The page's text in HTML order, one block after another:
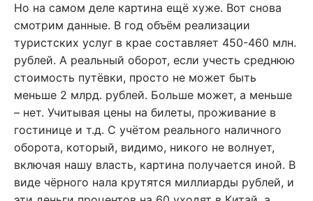
Но на самом деле картина ещё хуже. Вот снова
смотрим данные. В год объём реализации
туристских услуг в крае составляет 450-460 млн.
рублей. А реальный оборот, если учесть среднюю
стоимость путёвки, просто не может быть
меньше 2 млрд. рублей. Больше может, а меньше
– нет. Учитывая цены на билеты, проживание в
гостинице и т.д. С учётом реального наличного
оборота, который, видимо, никого не волнует,
включая нашу власть, картина получается иной. В
виде чёрного нала крутятся миллиарды рублей, и